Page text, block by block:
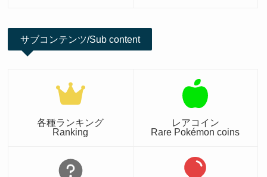
サブコンテンツ/Sub content
各種ランキング
Ranking
レアコイン
Rare Pokémon coins